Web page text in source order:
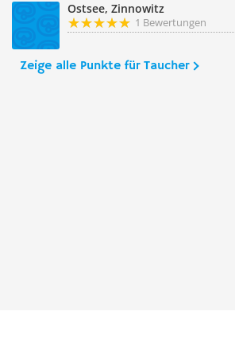
Ostsee, Zinnowitz
1 Bewertungen
Zeige alle Punkte für Taucher